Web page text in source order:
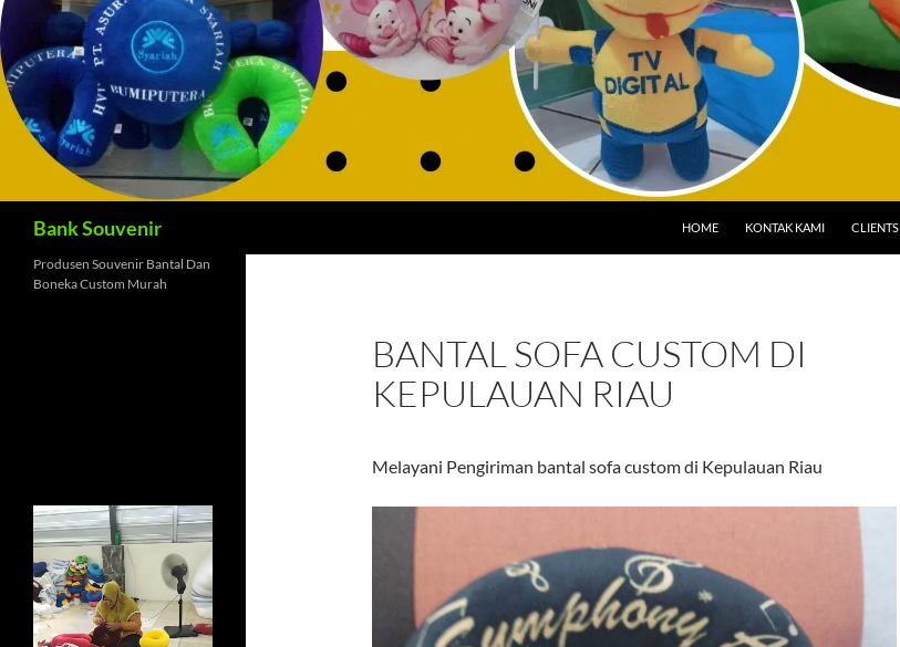
Bank Souvenir HOME KONTAK KAMI CLIENTS
BANTAL SOFA CUSTOM DI
KEPULAUAN RIAU
Melayani Pengiriman bantal sofa custom di Kepulauan Riau
Produsen Souvenir Bantal Dan
Boneka Custom Murah